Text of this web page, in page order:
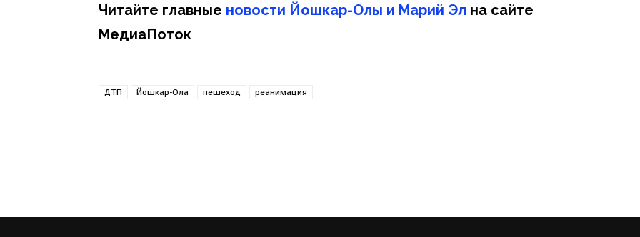
Читайте главные новости Йошкар-Олы и Марий Эл на сайте
МедиаПоток
ДТП Йошкар-Ола пешеход реанимация